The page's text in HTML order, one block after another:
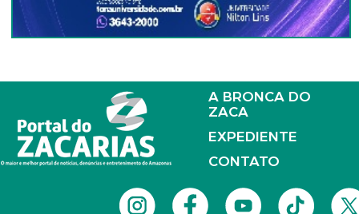
A BRONCA DO
ZACA
EXPEDIENTE
CONTATO